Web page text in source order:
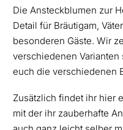
Die Ansteckblumen zur
Detail für Bräutigam,
besonderen Gäste. Wir
verschiedenen
euch die verschiedenen
Zusätzlich findet ihr hier
mit der ihr zauberhafte